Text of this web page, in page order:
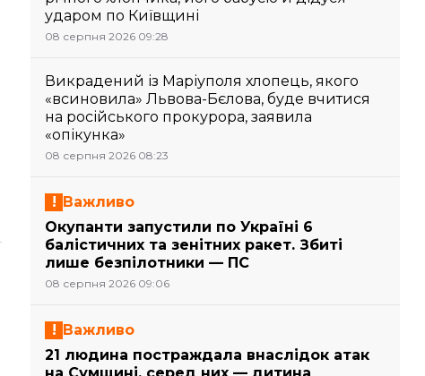
ударом по Київщині
08 серпня 2026 09:28
Викрадений із Маріуполя хлопець, якого
«всиновила» Львова-Бєлова, буде вчитися
на російського прокурора, заявила
«опікунка»
08 серпня 2026 08:23
Важливо
Окупанти запустили по Україні 6
балістичних та зенітних ракет. Збиті
лише безпілотники — ПС
08 серпня 2026 09:06
Важливо
21 людина постраждала внаслідок атак